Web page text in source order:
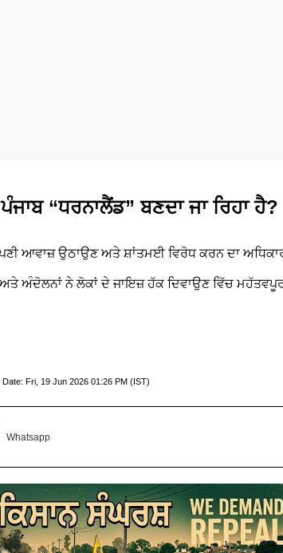
“ਧਰਨਾਲੈਂਡ” ਬਣਦਾ ਜਾ ਰਿਹਾ ਹੈ?
ਆਵਾਜ਼ ਉਠਾਉਣ ਅਤੇ ਸ਼ਾਂਤਮਈ ਵਿਰੋਧ ਕਰਨ ਦਾ
ਅੰਦੋਲਨਾਂ ਨੇ ਲੋਕਾਂ ਦੇ ਜਾਇਜ਼ ਹੱਕ ਦਿਵਾਉਣ ਵਿੱਚ
Date: Fri, 19 Jun 2026 01:26 PM (IST)
Whatsapp